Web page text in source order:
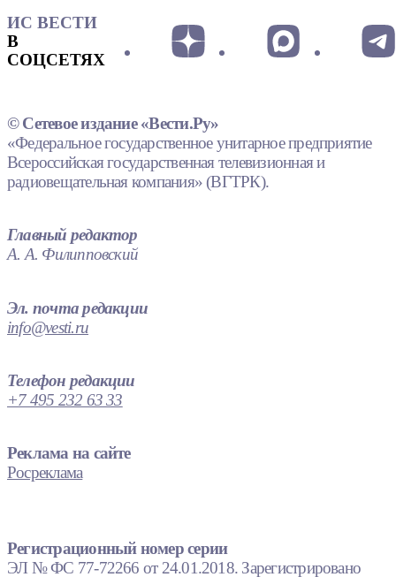
ИС ВЕСТИ
В
СОЦСЕТЯХ
© Сетевое издание «Вести.Ру»
«Федеральное государственное унитарное предприятие
Всероссийская государственная телевизионная и
радиовещательная компания» (ВГТРК).
Главный редактор
А. А. Филипповский
Эл. почта редакции
info@vesti.ru
Телефон редакции
+7 495 232 63 33
Реклама на сайте
Росреклама
Регистрационный номер серии
ЭЛ № ФС 77-72266 от 24.01.2018. Зарегистрировано